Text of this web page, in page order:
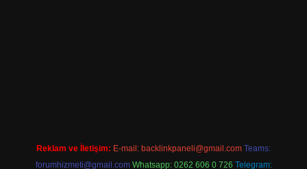
Reklam ve İletişim: E-mail: backlinkpaneli@gmail.com Teams:
forumhizmeti@gmail.com Whatsapp: 0262 606 0 726 Telegram: